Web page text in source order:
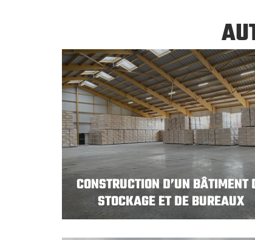
CONSTRUCTION D’UN BÂTIMENT
STOCKAGE ET DE BUREAUX